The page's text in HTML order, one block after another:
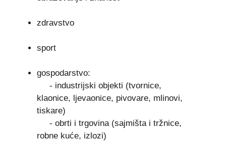
zdravstvo
sport
gospodarstvo:
- industrijski objekti (tvornice,
klaonice, ljevaonice, pivovare, mlinovi,
tiskare)
- obrti i trgovina (sajmišta i tržnice,
robne kuće, izlozi)